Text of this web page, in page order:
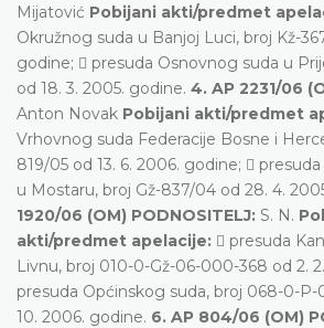
Mijatović Pobijani akti/predmet
Okružnog suda u Banjoj Luci, broj Kž-
godine;  presuda Osnovnog suda u
od 18. 3. 2005. godine. 4. AP 2231/06
Anton Novak Pobijani akti/predmet
Vrhovnog suda Federacije Bosne i
819/05 od 13. 6. 2006. godine; 
u Mostaru, broj Gž-837/04 od 28. 4.
1920/06 (OM) PODNOSITELJ: S. N.
akti/predmet apelacije:  presuda
Livnu, broj 010-0-Gž-06-000-368 od 2.
presuda Općinskog suda, broj 068-0-
10. 2006. godine. 6. AP 804/06 (OM)